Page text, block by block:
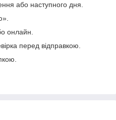
або наступного дня.
онлайн.
перед відправкою.